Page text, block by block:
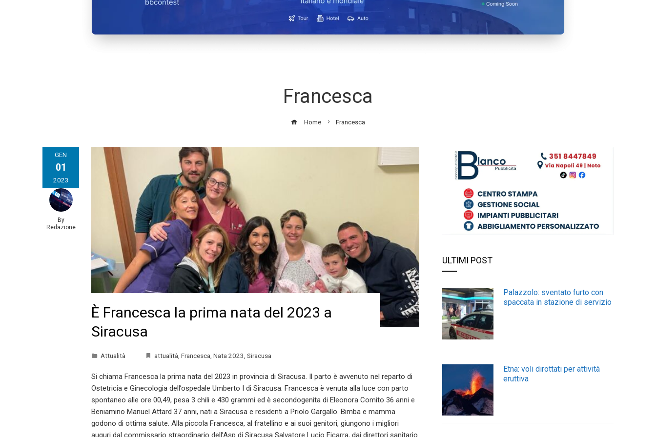
Francesca
Home Francesca
GEN
01
2023
By
Redazione
È Francesca la prima nata del 2023 a
Siracusa
Attualità attualità Francesca Nata 2023 Siracusa
Si chiama Francesca la prima nata del 2023 in provincia di Siracusa. Il parto è avvenuto nel reparto di
Ostetricia e Ginecologia dell’ospedale Umberto I di Siracusa. Francesca è venuta alla luce con parto
spontaneo alle ore 00,49, pesa 3 chili e 430 grammi ed è secondogenita di Eleonora Comito 36 anni e
Beniamino Manuel Attard 37 anni, nati a Siracusa e residenti a Priolo Gargallo. Bimba e mamma
godono di ottima salute. Alla piccola Francesca, al fratellino e ai suoi genitori, giungono i migliori
auguri dal commissario straordinario dell’Asp di Siracusa Salvatore Lucio Ficarra, dai direttori sanitario
ULTIMI POST
Palazzolo: sventato furto con
spaccata in stazione di servizio
Etna: voli dirottati per attività
eruttiva